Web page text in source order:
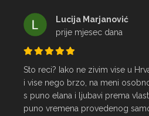
Lucija Marjanović
prije mjesec dana
Sto reci? Iako ne zivim vise u
i vise nego brzo, na meni
s puno elana i ljubavi prema
puno vremena provedenog